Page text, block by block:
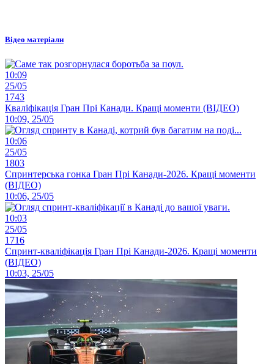
Відео матеріали
10:09
25/05
1743
Кваліфікація Гран Прі Канади. Кращі моменти (ВІДЕО)
10:09, 25/05
10:06
25/05
1803
Спринтерська гонка Гран Прі Канади-2026. Кращі моменти
(ВІДЕО)
10:06, 25/05
10:03
25/05
1716
Спринт-кваліфікація Гран Прі Канади-2026. Кращі моменти
(ВІДЕО)
10:03, 25/05